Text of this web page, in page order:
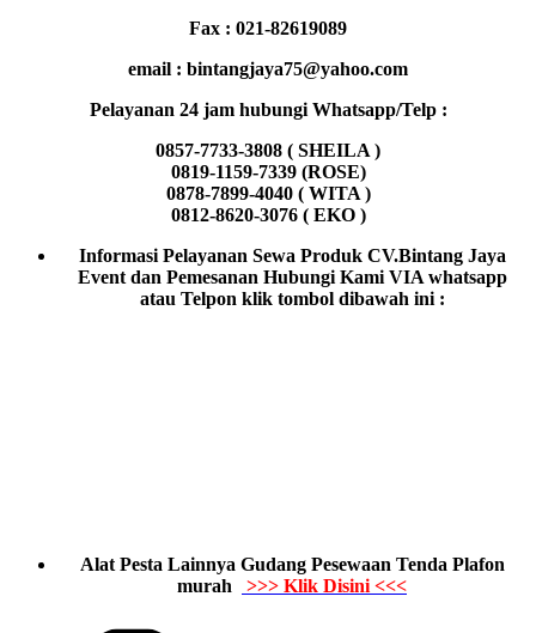
Fax : 021-82619089
email : bintangjaya75@yahoo.com
Pelayanan 24 jam hubungi Whatsapp/Telp :
0857-7733-3808 ( SHEILA )
0819-1159-7339 (ROSE)
0878-7899-4040 ( WITA )
0812-8620-3076 ( EKO )
Informasi Pelayanan Sewa Produk CV.Bintang Jaya
Event dan Pemesanan Hubungi Kami VIA whatsapp
atau Telpon klik tombol dibawah ini :
Alat Pesta Lainnya Gudang Pesewaan Tenda Plafon
murah
>>> Klik Disini <<<